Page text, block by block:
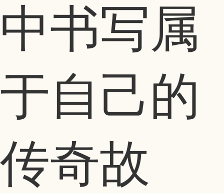
中书写属
于自己的
传奇故